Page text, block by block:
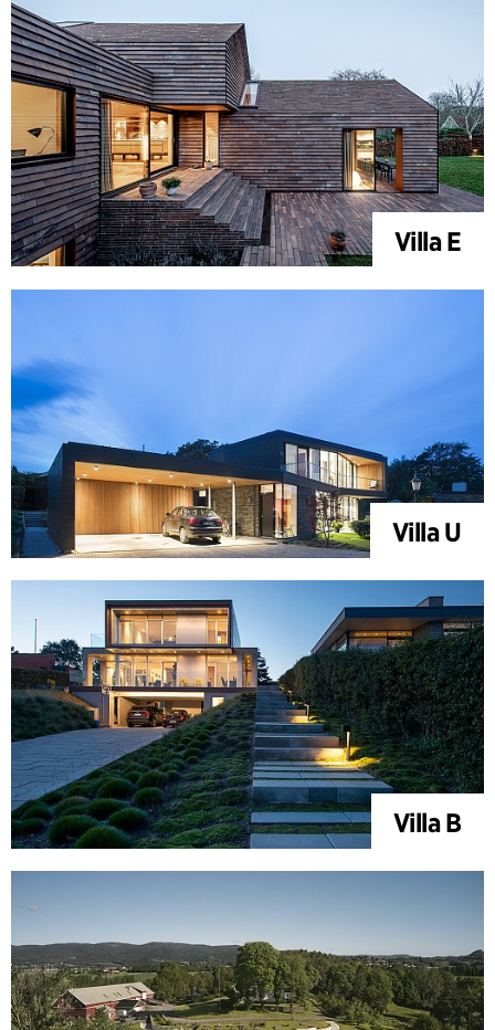
Villa E
Villa U
Villa B